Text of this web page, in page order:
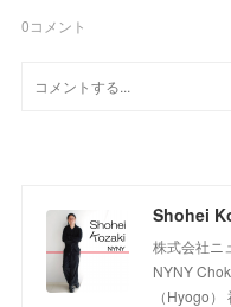
0コメント
Shohei
株式会社ニ
NYNY
（Hyogo